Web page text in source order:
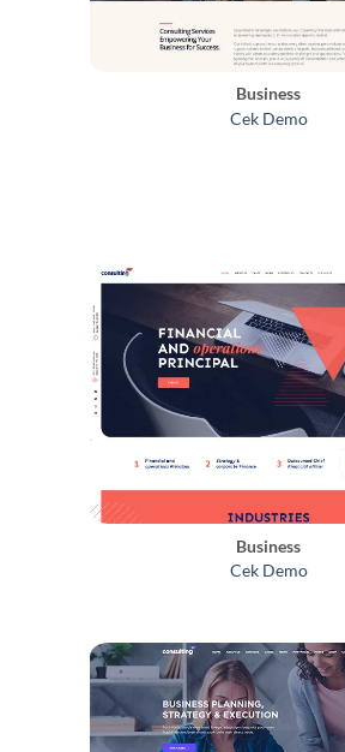
Business
Cek Demo
Business
Cek Demo